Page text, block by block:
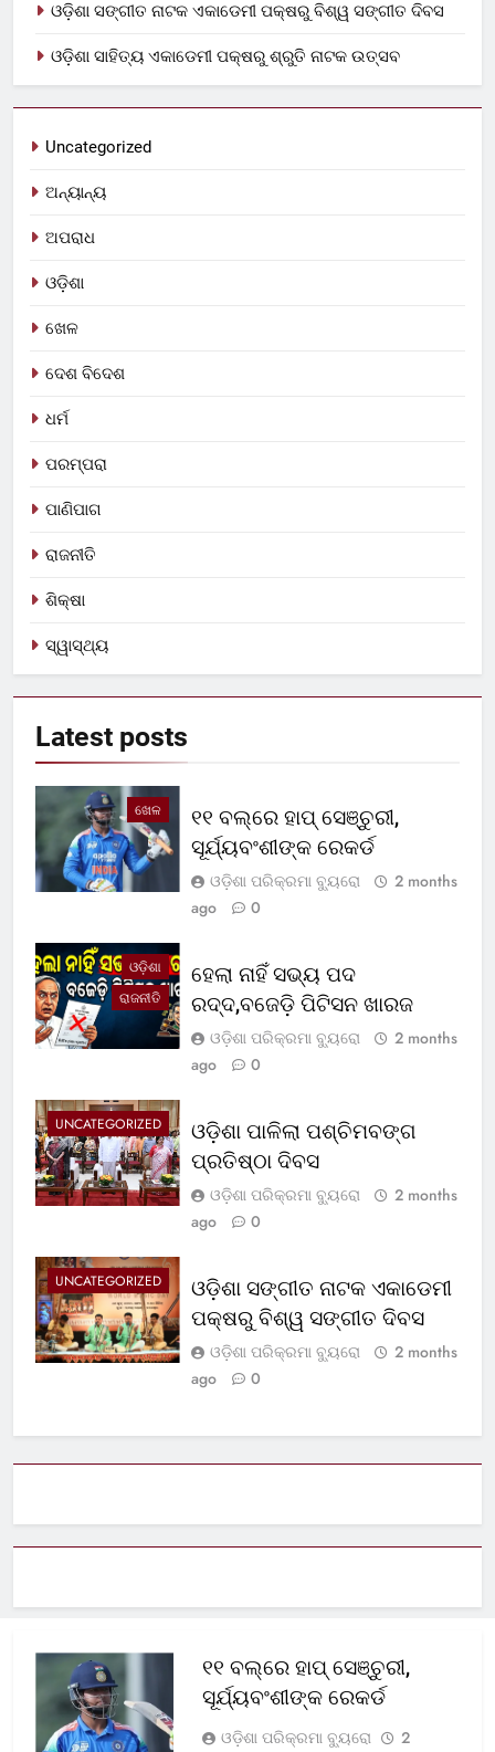
ଓଡ଼ିଶା ସଙ୍ଗୀତ ନାଟକ ଏକାଡେମୀ ପକ୍ଷରୁ ବିଶ୍ୱ ସଙ୍ଗୀତ ଦିବସ
ଓଡ଼ିଶା ସାହିତ୍ୟ ଏକାଡେମୀ ପକ୍ଷରୁ ଶ୍ରୁତି ନାଟକ ଉତ୍ସବ
Uncategorized
ଅନ୍ୟାନ୍ୟ
ଅପରାଧ
ଓଡ଼ିଶା
ଖେଳ
ଦେଶ ବିଦେଶ
ଧର୍ମ
ପରମ୍ପରା
ପାଣିପାଗ
ରାଜନୀତି
ଶିକ୍ଷା
ସ୍ୱାସ୍ଥ୍ୟ
Latest posts
ଖେଳ
୧୧ ବଲ୍‌ରେ ହାପ୍ ସେଞ୍ଚୁରୀ,
ସୂର୍ଯ୍ୟବଂଶୀଙ୍କ ରେକର୍ଡ
ଓଡ଼ିଶା ପରିକ୍ରମା ବ୍ୟୁରୋ
2 months
ago
0
ଓଡ଼ିଶା
ରାଜନୀତି
ହେଲା ନାହିଁ ସଭ୍ୟ ପଦ
ରଦ୍ଦ,ବଜେଡ଼ି ପିଟିସନ ଖାରଜ
ଓଡ଼ିଶା ପରିକ୍ରମା ବ୍ୟୁରୋ
2 months
ago
0
UNCATEGORIZED
ଓଡ଼ିଶା ପାଳିଲା ପଶ୍ଚିମବଙ୍ଗ
ପ୍ରତିଷ୍ଠା ଦିବସ
ଓଡ଼ିଶା ପରିକ୍ରମା ବ୍ୟୁରୋ
2 months
ago
0
UNCATEGORIZED
ଓଡ଼ିଶା ସଙ୍ଗୀତ ନାଟକ ଏକାଡେମୀ
ପକ୍ଷରୁ ବିଶ୍ୱ ସଙ୍ଗୀତ ଦିବସ
ଓଡ଼ିଶା ପରିକ୍ରମା ବ୍ୟୁରୋ
2 months
ago
0
୧୧ ବଲ୍‌ରେ ହାପ୍ ସେଞ୍ଚୁରୀ,
ସୂର୍ଯ୍ୟବଂଶୀଙ୍କ ରେକର୍ଡ
ଓଡ଼ିଶା ପରିକ୍ରମା ବ୍ୟୁରୋ
2